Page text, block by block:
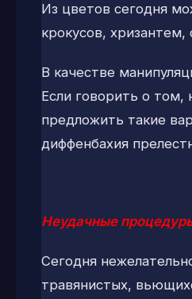
Из цветов сегодня
крокусов, хризантем,
В качестве
Если говорить о том,
предложить такие
диффенбахия
Неудачные
Сегодня
травянистых,